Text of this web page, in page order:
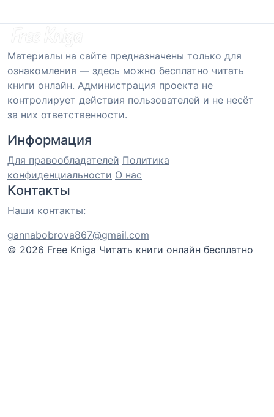
Материалы на сайте предназначены только для
ознакомления — здесь можно бесплатно читать
книги онлайн. Администрация проекта не
контролирует действия пользователей и не несёт
за них ответственности.
Информация
Для правообладателей Политика
конфиденциальности О нас
Контакты
Наши контакты:
gannabobrova867@gmail.com
© 2026 Free Kniga Читать книги онлайн бесплатно